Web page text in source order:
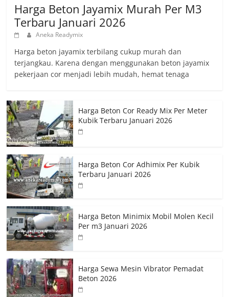
Harga Beton Jayamix Murah Per M3
Terbaru Januari 2026
Aneka Readymix
Harga beton jayamix terbilang cukup murah dan
terjangkau. Karena dengan menggunakan beton jayamix
pekerjaan cor menjadi lebih mudah, hemat tenaga
Harga Beton Cor Ready Mix Per Meter
Kubik Terbaru Januari 2026
Harga Beton Cor Adhimix Per Kubik
Terbaru Januari 2026
Harga Beton Minimix Mobil Molen Kecil
Per m3 Januari 2026
Harga Sewa Mesin Vibrator Pemadat
Beton 2026